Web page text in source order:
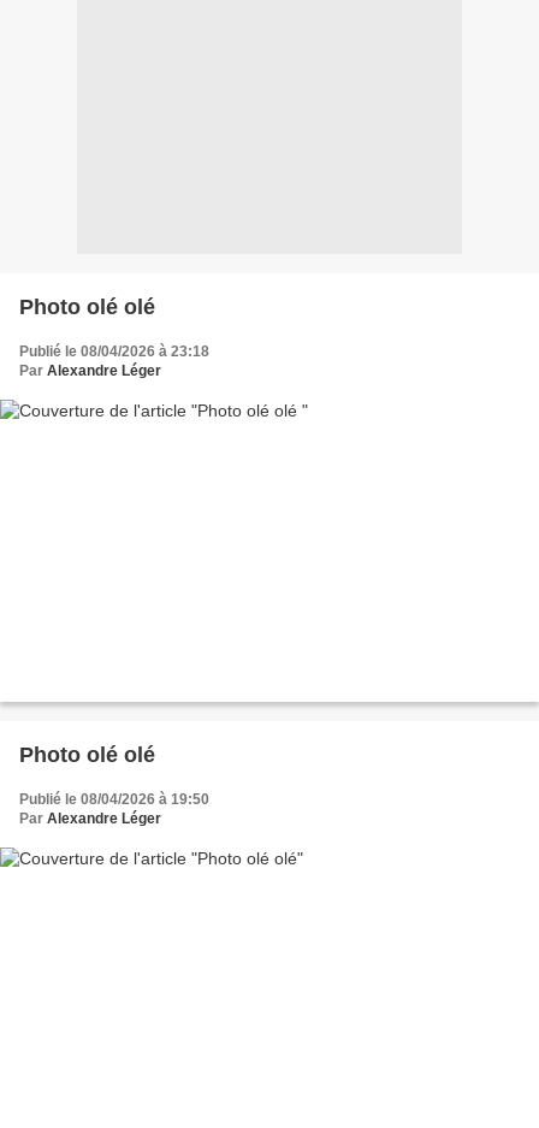
Photo olé olé
Publié le 08/04/2026 à 23:18
Par Alexandre Léger
Photo olé olé
Publié le 08/04/2026 à 19:50
Par Alexandre Léger